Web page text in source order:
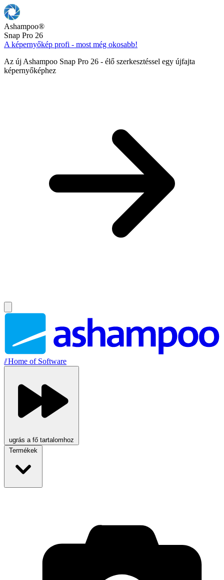
Ashampoo®
Snap Pro 26
A képernyőkép profi - most még okosabb!
Az új Ashampoo Snap Pro 26 - élő szerkesztéssel egy újfajta
képernyőképhez
//Home of Software
ugrás a fő tartalomhoz
Termékek